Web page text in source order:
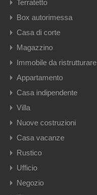
Terratetto
Box autorimessa
Casa di corte
Magazzino
Immobile da ristrutturare
Appartamento
Casa indipendente
Villa
Nuove costruzioni
Casa vacanze
Rustico
Ufficio
Negozio